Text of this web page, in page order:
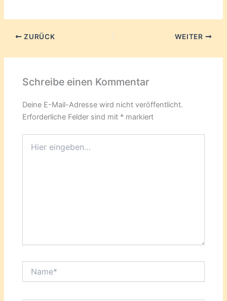
ZURÜCK WEITER
Schreibe einen Kommentar
Deine E-Mail-Adresse wird nicht veröffentlicht.
Erforderliche Felder sind mit * markiert
eingeben…